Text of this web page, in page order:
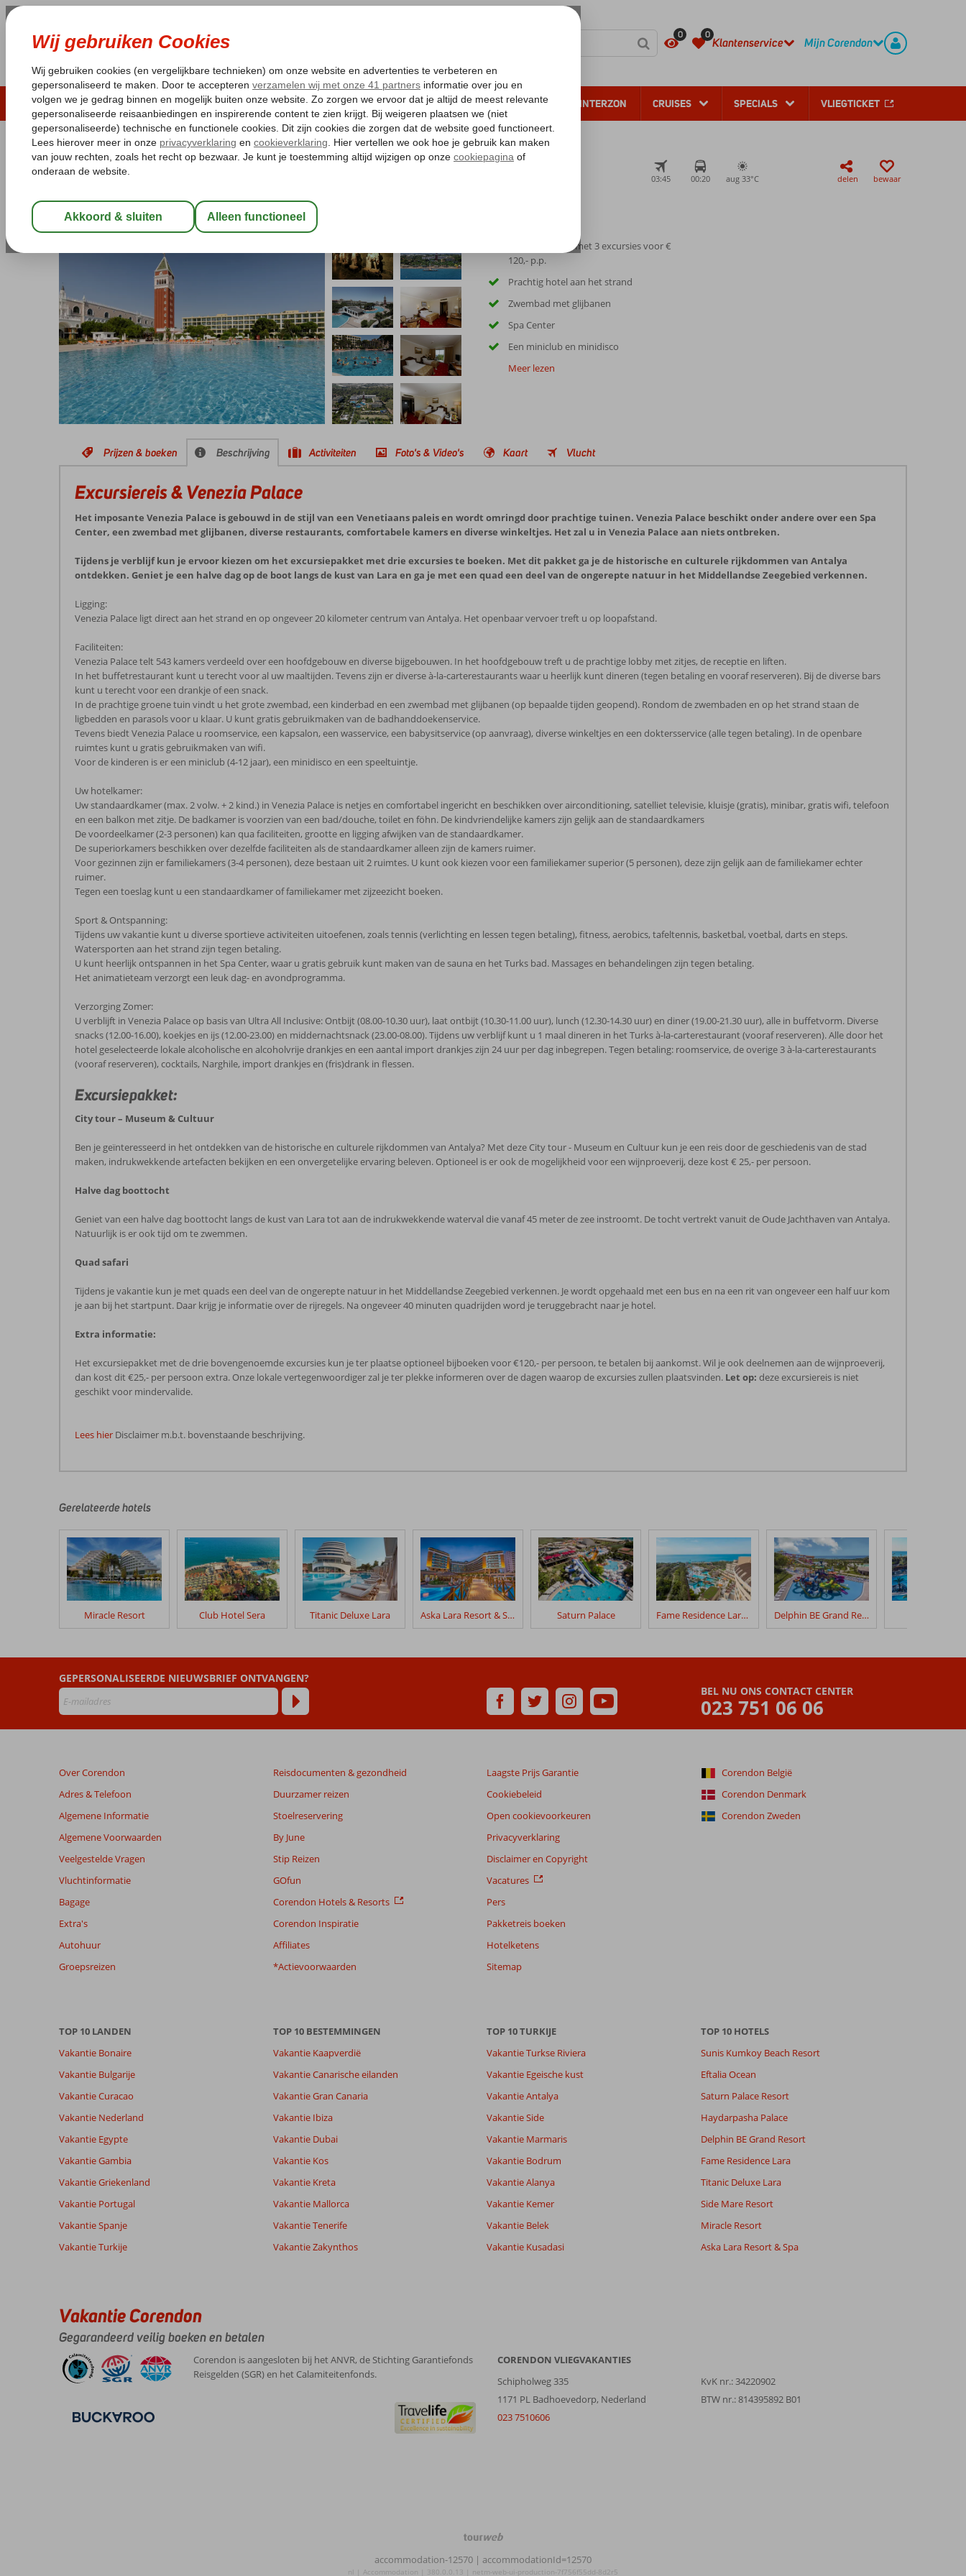
0 0
Klantenservice Mijn Corendon
LAST MINUTE ZOMER 2026 ZONVAKANTIE VERRE REIZEN ALL INCLUSIVE WINTERZON CRUISES SPECIALS VLIEGTICKET
Pakketgarantie Laagsteprijsgarantie* Gratis annuleren*
Home
Turkije Turkse Riviera
Excursiereis & Venezia Palace
Ultra All Inclusive-Hotel
03:45 00:20 aug 33°C delen bewaar
Excursiepakket met 3 excursies voor €
120,- p.p.
Prachtig hotel aan het strand
Zwembad met glijbanen
Spa Center
Een miniclub en minidisco
Meer lezen
Prijzen & boeken Beschrijving Activiteiten Foto's & Video's Kaart Vlucht
Excursiereis & Venezia Palace
Het imposante Venezia Palace is gebouwd in de stijl van een Venetiaans paleis en wordt omringd door prachtige tuinen. Venezia Palace beschikt onder andere over een Spa
Center, een zwembad met glijbanen, diverse restaurants, comfortabele kamers en diverse winkeltjes. Het zal u in Venezia Palace aan niets ontbreken.
Tijdens je verblijf kun je ervoor kiezen om het excursiepakket met drie excursies te boeken. Met dit pakket ga je de historische en culturele rijkdommen van Antalya
ontdekken. Geniet je een halve dag op de boot langs de kust van Lara en ga je met een quad een deel van de ongerepte natuur in het Middellandse Zeegebied verkennen.
Ligging:
Venezia Palace ligt direct aan het strand en op ongeveer 20 kilometer centrum van Antalya. Het openbaar vervoer treft u op loopafstand.
Faciliteiten:
Venezia Palace telt 543 kamers verdeeld over een hoofdgebouw en diverse bijgebouwen. In het hoofdgebouw treft u de prachtige lobby met zitjes, de receptie en liften.
In het buffetrestaurant kunt u terecht voor al uw maaltijden. Tevens zijn er diverse à-la-carterestaurants waar u heerlijk kunt dineren (tegen betaling en vooraf reserveren). Bij de diverse bars
kunt u terecht voor een drankje of een snack.
In de prachtige groene tuin vindt u het grote zwembad, een kinderbad en een zwembad met glijbanen (op bepaalde tijden geopend). Rondom de zwembaden en op het strand staan de
ligbedden en parasols voor u klaar. U kunt gratis gebruikmaken van de badhanddoekenservice.
Tevens biedt Venezia Palace u roomservice, een kapsalon, een wasservice, een babysitservice (op aanvraag), diverse winkeltjes en een doktersservice (alle tegen betaling). In de openbare
ruimtes kunt u gratis gebruikmaken van wifi.
Voor de kinderen is er een miniclub (4-12 jaar), een minidisco en een speeltuintje.
Uw hotelkamer:
Uw standaardkamer (max. 2 volw. + 2 kind.) in Venezia Palace is netjes en comfortabel ingericht en beschikken over airconditioning, satelliet televisie, kluisje (gratis), minibar, gratis wifi, telefoon
en een balkon met zitje. De badkamer is voorzien van een bad/douche, toilet en föhn. De kindvriendelijke kamers zijn gelijk aan de standaardkamers
De voordeelkamer (2-3 personen) kan qua faciliteiten, grootte en ligging afwijken van de standaardkamer.
De superiorkamers beschikken over dezelfde faciliteiten als de standaardkamer alleen zijn de kamers ruimer.
Voor gezinnen zijn er familiekamers (3-4 personen), deze bestaan uit 2 ruimtes. U kunt ook kiezen voor een familiekamer superior (5 personen), deze zijn gelijk aan de familiekamer echter
ruimer.
Tegen een toeslag kunt u een standaardkamer of familiekamer met zijzeezicht boeken.
Sport & Ontspanning:
Tijdens uw vakantie kunt u diverse sportieve activiteiten uitoefenen, zoals tennis (verlichting en lessen tegen betaling), fitness, aerobics, tafeltennis, basketbal, voetbal, darts en steps.
Watersporten aan het strand zijn tegen betaling.
U kunt heerlijk ontspannen in het Spa Center, waar u gratis gebruik kunt maken van de sauna en het Turks bad. Massages en behandelingen zijn tegen betaling.
Het animatieteam verzorgt een leuk dag- en avondprogramma.
Verzorging Zomer:
U verblijft in Venezia Palace op basis van Ultra All Inclusive: Ontbijt (08.00-10.30 uur), laat ontbijt (10.30-11.00 uur), lunch (12.30-14.30 uur) en diner (19.00-21.30 uur), alle in buffetvorm. Diverse
snacks (12.00-16.00), koekjes en ijs (12.00-23.00) en middernachtsnack (23.00-08.00). Tijdens uw verblijf kunt u 1 maal dineren in het Turks à-la-carterestaurant (vooraf reserveren). Alle door het
hotel geselecteerde lokale alcoholische en alcoholvrije drankjes en een aantal import drankjes zijn 24 uur per dag inbegrepen. Tegen betaling: roomservice, de overige 3 à-la-carterestaurants
(vooraf reserveren), cocktails, Narghile, import drankjes en (fris)drank in flessen.
Excursiepakket:
City tour – Museum & Cultuur
Ben je geïnteresseerd in het ontdekken van de historische en culturele rijkdommen van Antalya? Met deze City tour - Museum en Cultuur kun je een reis door de geschiedenis van de stad
maken, indrukwekkende artefacten bekijken en een onvergetelijke ervaring beleven. Optioneel is er ook de mogelijkheid voor een wijnproeverij, deze kost € 25,- per persoon.
Halve dag boottocht
Geniet van een halve dag boottocht langs de kust van Lara tot aan de indrukwekkende waterval die vanaf 45 meter de zee instroomt. De tocht vertrekt vanuit de Oude Jachthaven van Antalya.
Natuurlijk is er ook tijd om te zwemmen.
Quad safari
Tijdens je vakantie kun je met quads een deel van de ongerepte natuur in het Middellandse Zeegebied verkennen. Je wordt opgehaald met een bus en na een rit van ongeveer een half uur kom
je aan bij het startpunt. Daar krijg je informatie over de rijregels. Na ongeveer 40 minuten quadrijden word je teruggebracht naar je hotel.
Extra informatie:
Het excursiepakket met de drie bovengenoemde excursies kun je ter plaatse optioneel bijboeken voor €120,- per persoon, te betalen bij aankomst. Wil je ook deelnemen aan de wijnproeverij,
dan kost dit €25,- per persoon extra. Onze lokale vertegenwoordiger zal je ter plekke informeren over de dagen waarop de excursies zullen plaatsvinden. Let op: deze excursiereis is niet
geschikt voor mindervalide.
Lees hier Disclaimer m.b.t. bovenstaande beschrijving.
door
klanten
geschreven
na
hun
verblijf
Excursiereis
Beoordelingen
die
ouder
48
maanden
worden
niet
weergegeven
om
relevantie
garanderen.
onze
beoordelingen.
Gerelateerde hotels
Miracle Resort Club Hotel Sera Titanic Deluxe Lara Aska Lara Resort & Spa Saturn Palace Fame Residence Lara & Spa Delphin BE Grand Resort
BEL NU ONS CONTACT CENTER
023 751 06 06
GEPERSONALISEERDE NIEUWSBRIEF ONTVANGEN?
Over Corendon
Adres & Telefoon
Algemene Informatie
Algemene Voorwaarden
Veelgestelde Vragen
Vluchtinformatie
Bagage
Extra's
Autohuur
Groepsreizen
Reisdocumenten & gezondheid
Duurzamer reizen
Stoelreservering
By June
Stip Reizen
GOfun
Corendon Hotels & Resorts
Corendon Inspiratie
Affiliates
*Actievoorwaarden
Laagste Prijs Garantie
Cookiebeleid
Open cookievoorkeuren
Privacyverklaring
Disclaimer en Copyright
Vacatures
Pers
Pakketreis boeken
Hotelketens
Sitemap
Corendon België
Corendon Denmark
Corendon Zweden
TOP 10 LANDEN
Vakantie Bonaire
Vakantie Bulgarije
Vakantie Curacao
Vakantie Nederland
Vakantie Egypte
Vakantie Gambia
Vakantie Griekenland
Vakantie Portugal
Vakantie Spanje
Vakantie Turkije
TOP 10 BESTEMMINGEN
Vakantie Kaapverdië
Vakantie Canarische eilanden
Vakantie Gran Canaria
Vakantie Ibiza
Vakantie Dubai
Vakantie Kos
Vakantie Kreta
Vakantie Mallorca
Vakantie Tenerife
Vakantie Zakynthos
TOP 10 TURKIJE
Vakantie Turkse Riviera
Vakantie Egeische kust
Vakantie Antalya
Vakantie Side
Vakantie Marmaris
Vakantie Bodrum
Vakantie Alanya
Vakantie Kemer
Vakantie Belek
Vakantie Kusadasi
TOP 10 HOTELS
Sunis Kumkoy Beach Resort
Eftalia Ocean
Saturn Palace Resort
Haydarpasha Palace
Delphin BE Grand Resort
Fame Residence Lara
Titanic Deluxe Lara
Side Mare Resort
Miracle Resort
Aska Lara Resort & Spa
Vakantie Corendon
Gegarandeerd veilig boeken en betalen
Corendon is aangesloten bij het ANVR, de Stichting Garantiefonds
Reisgelden (SGR) en het Calamiteitenfonds.
CORENDON VLIEGVAKANTIES
Schipholweg 335
1171 PL Badhoevedorp, Nederland
023 7510606
KvK nr.: 34220902
BTW nr.: 814395892 B01
TourWeb
NetMatch
accommodation-12570 | accommodationId=12570
nl | Accommodation | 380.0.0.13 | netm-web-ui-production-7f756f55dd-8d2r5